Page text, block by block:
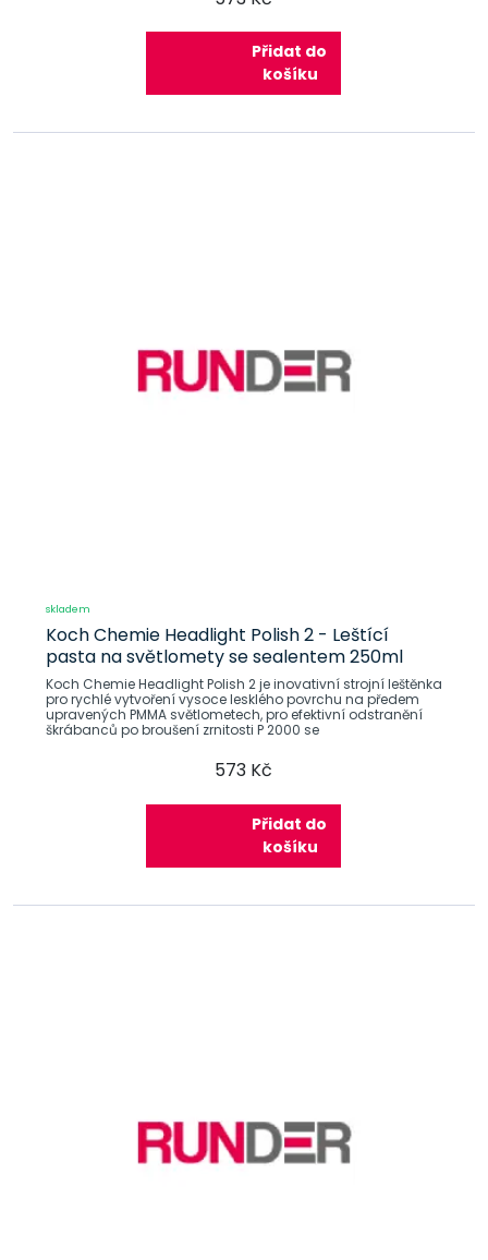
Přidat do
košíku
skladem
Koch Chemie Headlight Polish 2 - Leštící
pasta na světlomety se sealentem 250ml
Koch Chemie Headlight Polish 2 je inovativní strojní leštěnka
pro rychlé vytvoření vysoce lesklého povrchu na předem
upravených PMMA světlometech, pro efektivní odstranění
škrábanců po broušení zrnitosti P 2000 se
573 Kč
Přidat do
košíku